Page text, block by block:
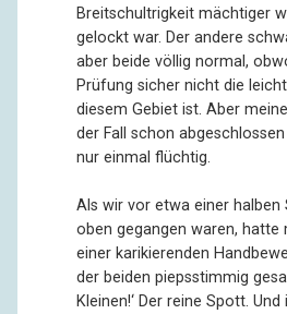
Breitschultrigkeit mächtiger
gelockt war. Der andere
aber beide völlig normal,
Prüfung sicher nicht die
diesem Gebiet ist. Aber
der Fall schon
nur einmal flüchtig.
Als wir vor etwa einer halben
oben gegangen waren, hatte
einer karikierenden
der beiden piepsstimmig
Kleinen!‘ Der reine Spott.